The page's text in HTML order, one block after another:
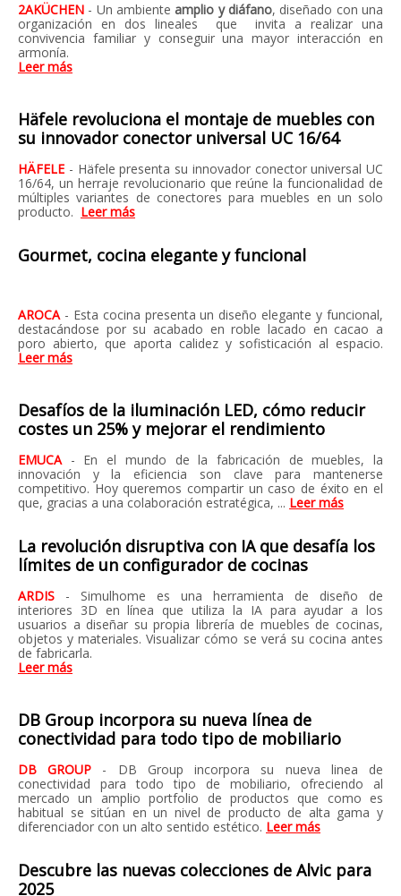
2AKÜCHEN - Un ambienteamplio y diáfano, diseñado con una
organización en dos lineales que invita a realizar una
convivencia familiar y conseguir una mayor interacción en
armonía.
Leer más
Häfele revoluciona el montaje de muebles con
su innovador conector universal UC 16/64
HÄFELE - Häfele presenta su innovador conector universal UC
16/64, un herraje revolucionario que reúne la funcionalidad de
múltiples variantes de conectores para muebles en un solo
producto. Leer más
Gourmet, cocina elegante y funcional
AROCA - Esta cocina presenta un diseño elegante y funcional,
destacándose por su acabado en roble lacado en cacao a
poro abierto, que aporta calidez y sofisticación al espacio.
Leer más
Desafíos de la iluminación LED, cómo reducir
costes un 25% y mejorar el rendimiento
EMUCA - En el mundo de la fabricación de muebles, la
innovación y la eficiencia son clave para mantenerse
competitivo. Hoy queremos compartir un caso de éxito en el
que, gracias a una colaboración estratégica, ... Leer más
La revolución disruptiva con IA que desafía los
límites de un configurador de cocinas
ARDIS - Simulhome es una herramienta de diseño de
interiores 3D en línea que utiliza la IA para ayudar a los
usuarios a diseñar su propia librería de muebles de cocinas,
objetos y materiales. Visualizar cómo se verá su cocina antes
de fabricarla.
Leer más
DB Group incorpora su nueva línea de
conectividad para todo tipo de mobiliario
DB GROUP - DB Group incorpora su nueva linea de
conectividad para todo tipo de mobiliario, ofreciendo al
mercado un amplio portfolio de productos que como es
habitual se sitúan en un nivel de producto de alta gama y
diferenciador con un alto sentido estético. Leer más
Descubre las nuevas colecciones de Alvic para
2025